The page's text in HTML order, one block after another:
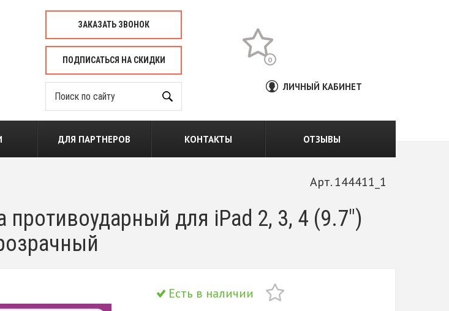
ЗАКАЗАТЬ ЗВОНОК
ПОДПИСАТЬСЯ НА СКИДКИ 0
ЛИЧНЫЙ КАБИНЕТ
ДЛЯ ПАРТНЕРОВ КОНТАКТЫ ОТЗЫВЫ
Арт. 144411_1
противоударный для iPad 2, 3, 4 (9.7")
Есть в наличии